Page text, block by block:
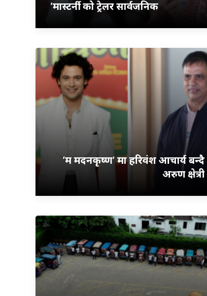
‘मास्टर्नी’ को ट्रेलर सार्वजनिक
‘म मदनकृष्ण’ मा हरिवंश आचार्य बन्दै
अरुण क्षेत्री